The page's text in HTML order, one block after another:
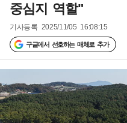
중심지 역할"
기사등록 2025/11/05 16:08:15
구글에서 선호하는 매체로 추가